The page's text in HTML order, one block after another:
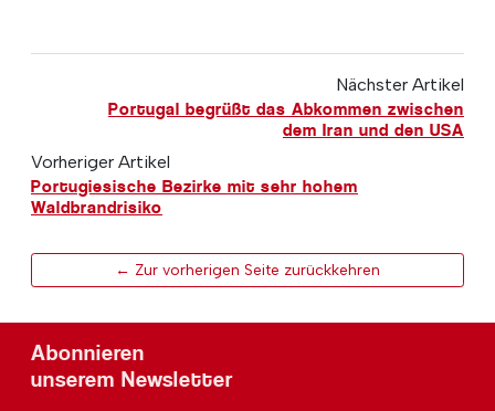
Nächster Artikel
Portugal begrüßt das Abkommen zwischen
dem Iran und den USA
Vorheriger Artikel
Portugiesische Bezirke mit sehr hohem
Waldbrandrisiko
← Zur vorherigen Seite zurückkehren
Abonnieren
unserem Newsletter